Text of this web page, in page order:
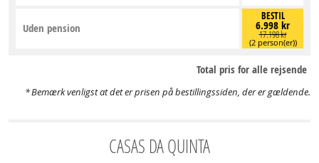
BESTIL
6.998 kr
17.198 kr
(2 person(er))
Uden pension
Total pris for alle rejsende
Bemærk venligst at det er prisen på bestillingssiden, der er gældende.
CASAS DA QUINTA